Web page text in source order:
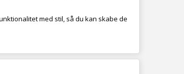
med stil, så du kan skabe de